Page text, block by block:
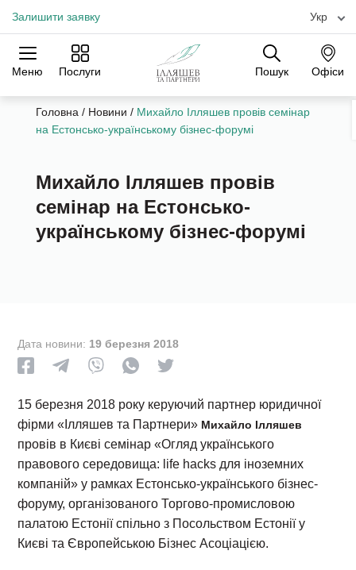
Залишити заявку Укр
Меню Послуги Пошук Офіси
Практики Галузі
Офіси
Головна / Новини / Михайло Ілляшев провів семінар
на Естонсько-українському бізнес-форумі
Михайло Ілляшев провів
семінар на Естонсько-
українському бізнес-форумі
Дата новини: 19 березня 2018
15 березня 2018 року керуючий партнер юридичної
фірми «Ілляшев та Партнери» Михайло Ілляшев
провів в Києві семінар «Огляд українського
правового середовища: life hacks для іноземних
компаній» у рамках Естонсько-українського бізнес-
форуму, організованого Торгово-промисловою
палатою Естонії спільно з Посольством Естонії у
Києві та Європейською Бізнес Асоціацією.